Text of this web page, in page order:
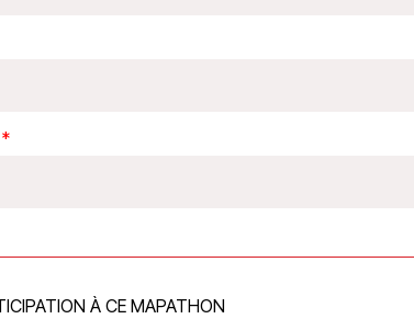
À CE MAPATHON